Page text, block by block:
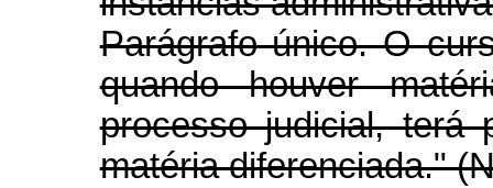
Parágrafo único. O
quando houver
processo judicial, terá
matéria diferenciada."